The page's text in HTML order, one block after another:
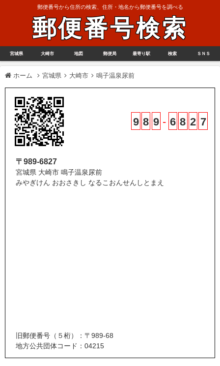
郵便番号から住所の検索、住所・地名から郵便番号を調べる
郵便番号検索
宮城県 大崎市 地図 郵便局 最寄り駅 検索 ＳＮＳ
ホーム 宮城県 大崎市 鳴子温泉尿前
9 8 9 - 6 8 2 7
〒989-6827
宮城県 大崎市 鳴子温泉尿前
みやぎけん おおさきし なるこおんせんしとまえ
旧郵便番号（５桁）：〒989-68
地方公共団体コード：04215